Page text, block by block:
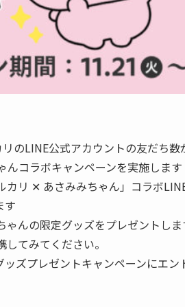
のLINE公式アカウントの友だち
コラボキャンペーンを実施します
リ ✕ あさみみちゃん」コラボ
す
んの限定グッズをプレゼントしま
てみてください。
ズプレゼントキャンペーンにエン